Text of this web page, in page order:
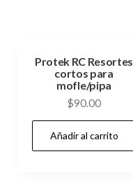
Protek RC Resortes
cortos para
mofle/pipa
$90.00
Añadir al carrito